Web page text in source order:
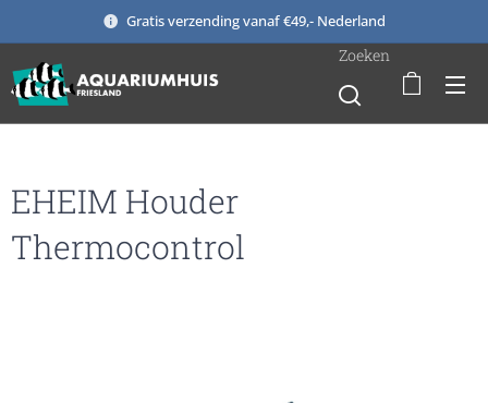
Gratis verzending vanaf €49,- Nederland
Zoeken
EHEIM Houder
Thermocontrol